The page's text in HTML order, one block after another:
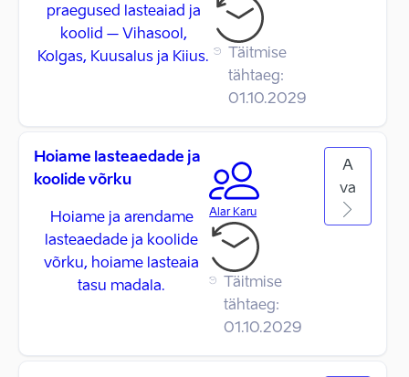
praegused lasteaiad ja
koolid – Vihasool,
Kolgas, Kuusalus ja Kiius.
Täitmise
tähtaeg:
01.10.2029
Hoiame lasteaedade ja
koolide võrku
Hoiame ja arendame
lasteaedade ja koolide
võrku, hoiame lasteaia
tasu madala.
Alar Karu
Täitmise
tähtaeg:
01.10.2029
A
va